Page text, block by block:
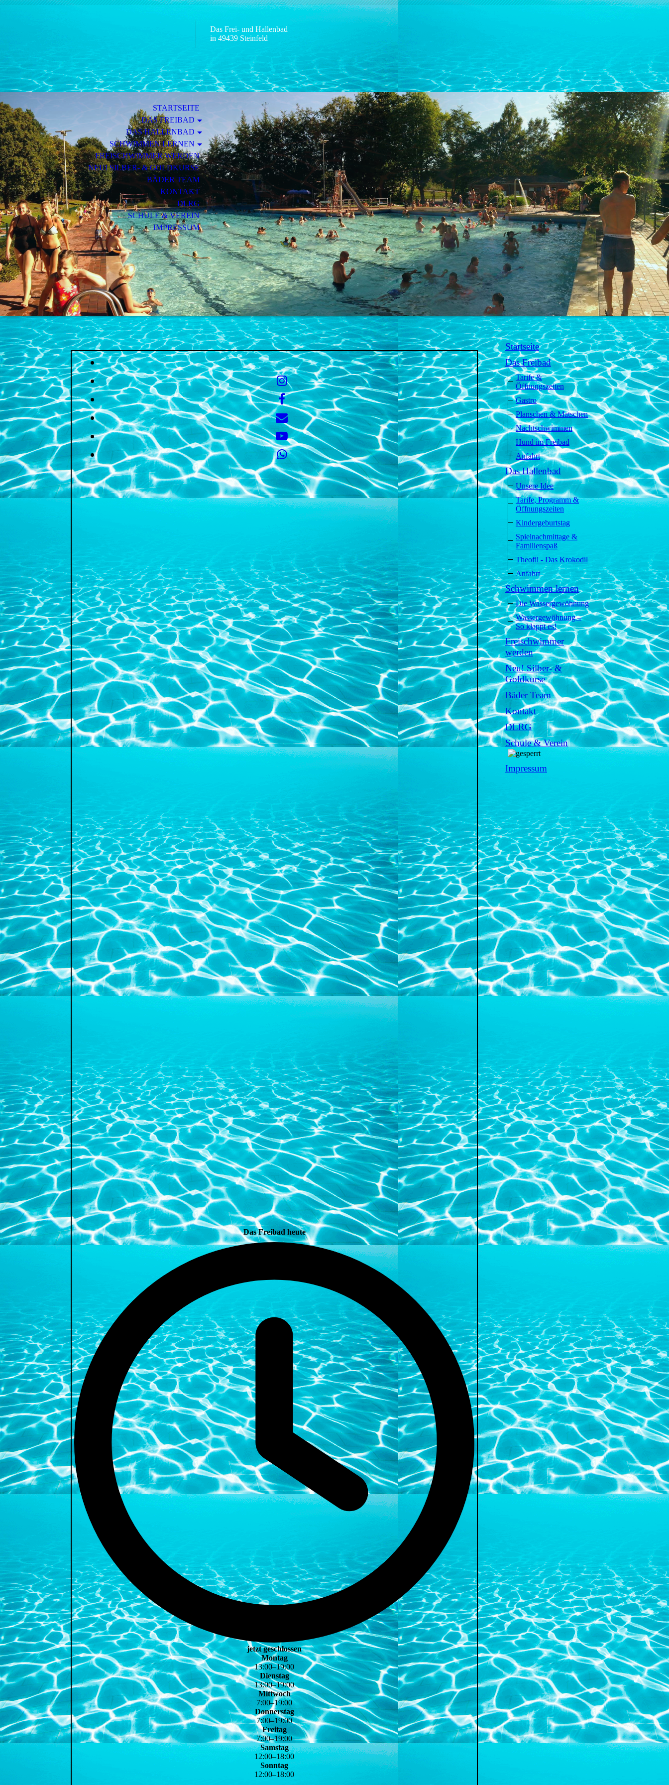
Das Frei- und Hallenbad
in 49439 Steinfeld
STARTSEITE
DAS FREIBAD
DAS HALLENBAD
SCHWIMMEN LERNEN
FREISCHWIMMER WERDEN
NEU! SILBER- & GOLDKURSE
BÄDER TEAM
KONTAKT
DLRG
SCHULE & VEREIN
IMPRESSUM
Das Freibad heute
jetzt geschlossen
Montag
13:00–19:00
Dienstag
13:00–19:00
Mittwoch
7:00–19:00
Donnerstag
7:00–19:00
Freitag
7:00–19:00
Samstag
12:00–18:00
Sonntag
12:00–18:00
Startseite
Das Freibad
Tarife &
Öffnungszeiten
Gastro
Planschen & Matschen
Nachtschwimmen
Hund im Freibad
Anfahrt
Das Hallenbad
Unsere Idee
Tarife, Programm &
Öffnungszeiten
Kindergeburtstag
Spielnachmittage &
Familienspaß
Theofil - Das Krokodil
Anfahrt
Schwimmen lernen
Die Wassergewöhnung
Wassergewöhnung –
So klappt es!
Freischwimmer
werden
Neu! Silber- &
Goldkurse
Bäder Team
Kontakt
DLRG
Schule & Verein
Impressum